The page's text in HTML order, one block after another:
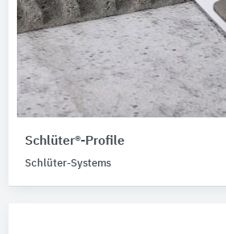
Schlüter®-Profile
Schlüter-Systems